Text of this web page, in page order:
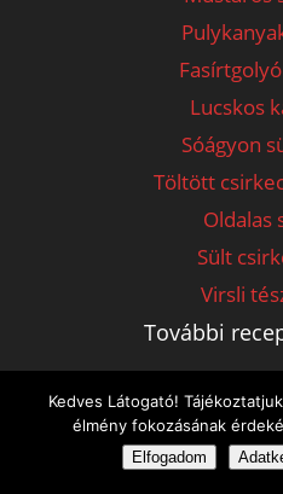
Lucskos
Sóágyon
Töltött
Oldalas
Sült
Virsli
További
Pogácsa-
Tejberizs-
Kedves Látogató!
élmény fokozásának
Elfogadom